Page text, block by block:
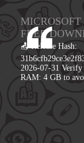
MICROSOFT
FRЕЕ
📤 Release Hash:
2026-07-31 Verify
RAM: 4 GB to